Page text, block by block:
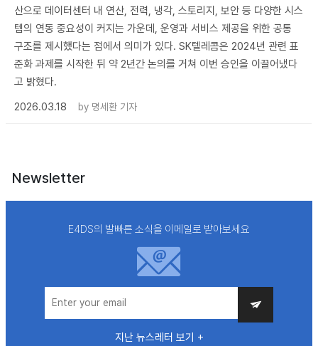
산으로 데이터센터 내 연산, 전력, 냉각, 스토리지, 보안 등 다양한 시스
템의 연동 중요성이 커지는 가운데, 운영과 서비스 제공을 위한 공통
구조를 제시했다는 점에서 의미가 있다. SK텔레콤은 2024년 관련 표
준화 과제를 시작한 뒤 약 2년간 논의를 거쳐 이번 승인을 이끌어냈다
고 밝혔다.
2026.03.18
by 명세환 기자
Newsletter
E4DS의 발빠른 소식을 이메일로 받아보세요
지난 뉴스레터 보기 +